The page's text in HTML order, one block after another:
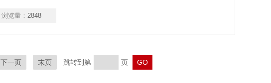
浏览量： 2848
下一页 末页 跳转到第 页